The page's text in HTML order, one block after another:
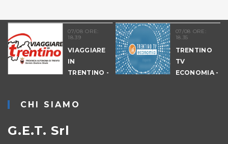
07/08 ORE:
18.39
VIAGGIARE
IN
TRENTINO -
07/08 ORE:
18.35
TRENTINO
TV
ECONOMIA -
CHI SIAMO
G.E.T. Srl